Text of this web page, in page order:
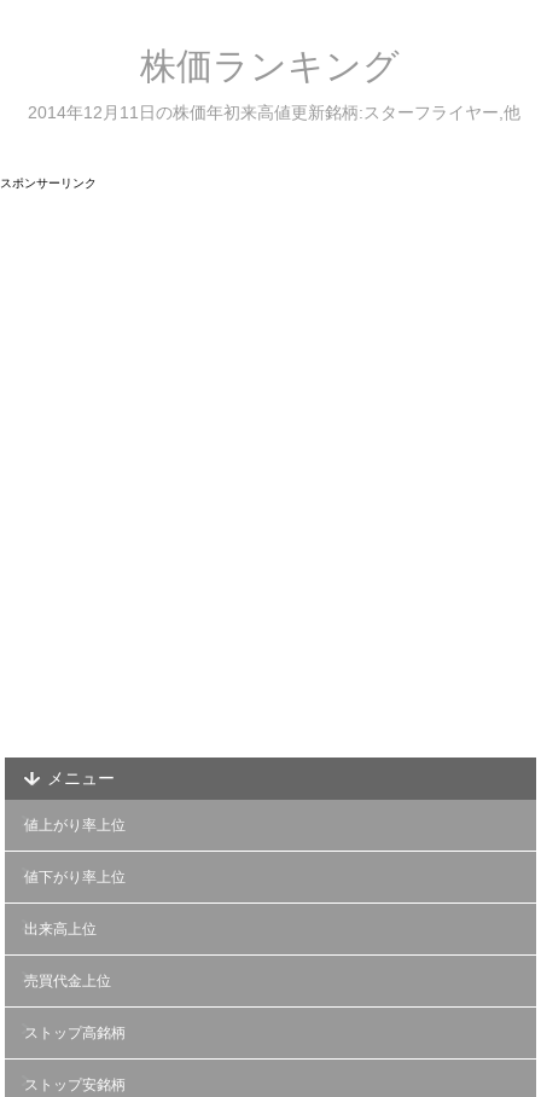
株価ランキング
2014年12月11日の株価年初来高値更新銘柄:スターフライヤー,他
スポンサーリンク
メニュー
値上がり率上位
値下がり率上位
出来高上位
売買代金上位
ストップ高銘柄
ストップ安銘柄